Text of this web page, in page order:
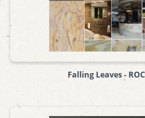
Falling Leaves -